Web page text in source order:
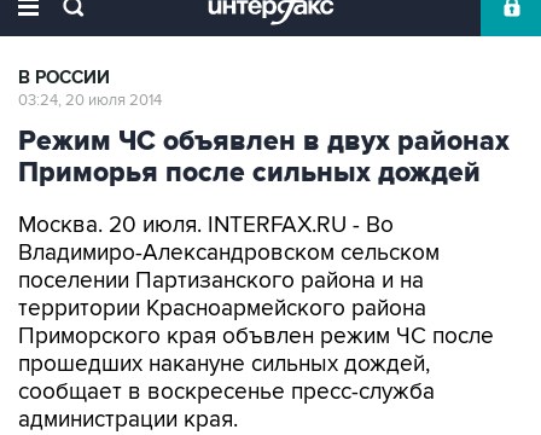
В РОССИИ
03:24, 20 июля 2014
Режим ЧС объявлен в двух районах
Приморья после сильных дождей
Москва. 20 июля. INTERFAX.RU - Во
Владимиро-Александровском сельском
поселении Партизанского района и на
территории Красноармейского района
Приморского края объвлен режим ЧС после
прошедших накануне сильных дождей,
сообщает в воскресенье пресс-служба
администрации края.